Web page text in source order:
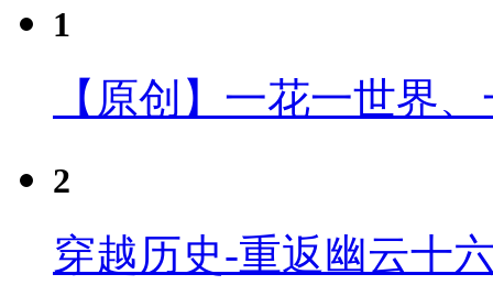
1
【原创】一花一世界
2
穿越历史-重返幽云十